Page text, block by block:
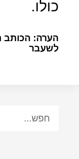
כולו.
הערה: הכותב
לשעבר